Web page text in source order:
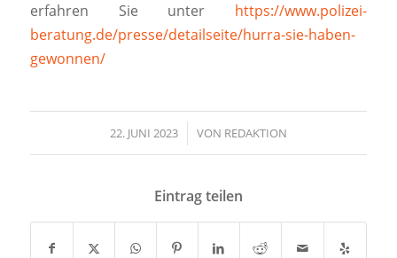
erfahren Sie unter https://www.polizei-
beratung.de/presse/detailseite/hurra-sie-haben-
gewonnen/
22. JUNI 2023
/ VON REDAKTION
Eintrag teilen